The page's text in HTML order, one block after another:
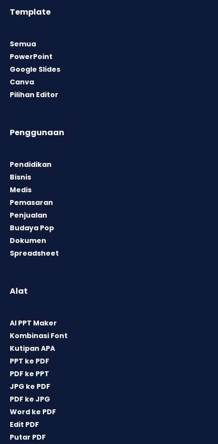
Template
Semua
PowerPoint
Google Slides
Canva
Pilihan Editor
Penggunaan
Pendidikan
Bisnis
Medis
Pemasaran
Penjualan
Budaya Pop
Dokumen
Spreadsheet
Alat
AI PPT Maker
Kombinasi Font
Kutipan APA
PPT ke PDF
PDF ke PPT
JPG ke PDF
PDF ke JPG
Word ke PDF
Edit PDF
Putar PDF